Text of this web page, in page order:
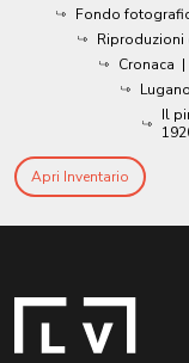
Fondo
Cronaca
Lugano
Il
Apri Inventario